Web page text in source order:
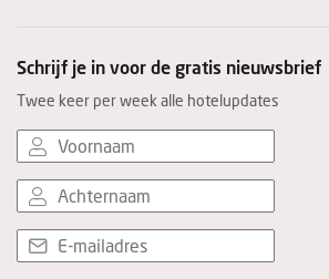
Schrijf je in voor de gratis nieuwsbrief
Twee keer per week alle hotelupdates